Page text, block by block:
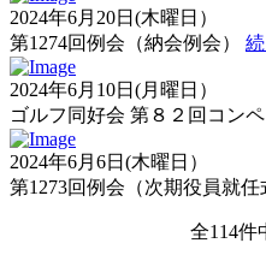
2024年6月20日(木曜日）
第1274回例会（納会例会）
2024年6月10日(月曜日）
ゴルフ同好会 第８２回コンペ
2024年6月6日(木曜日）
第1273回例会（次期役員就任
全114件